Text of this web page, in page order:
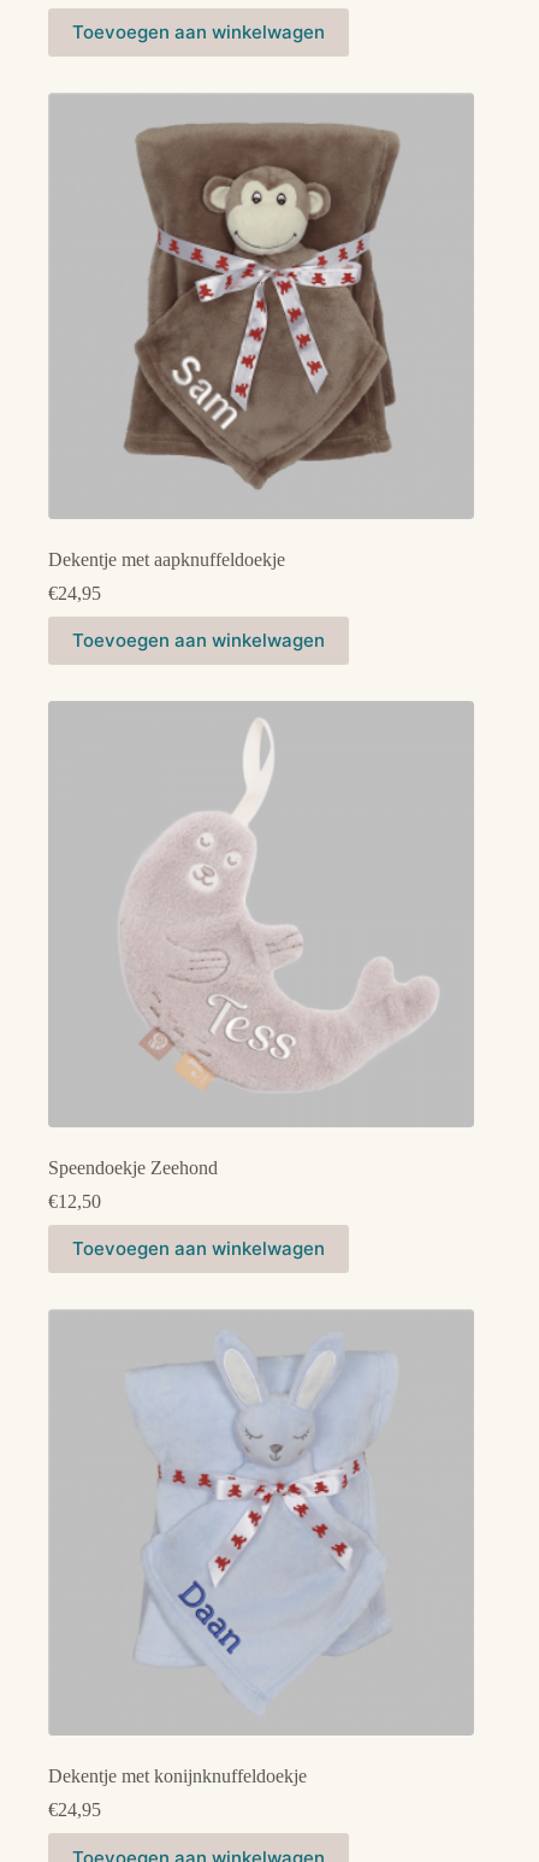
Toevoegen aan winkelwagen
Dekentje met aapknuffeldoekje
€24,95
Toevoegen aan winkelwagen
Speendoekje Zeehond
€12,50
Toevoegen aan winkelwagen
Dekentje met konijnknuffeldoekje
€24,95